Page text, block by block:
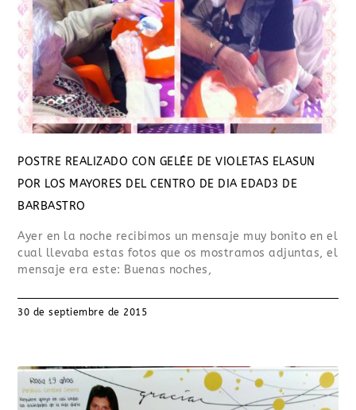
POSTRE REALIZADO CON GELÉE DE VIOLETAS ELASUN
POR LOS MAYORES DEL CENTRO DE DIA EDAD3 DE
BARBASTRO
Ayer en la noche recibimos un mensaje muy bonito en el
cual llevaba estas fotos que os mostramos adjuntas, el
mensaje era este: Buenas noches,
30 de septiembre de 2015